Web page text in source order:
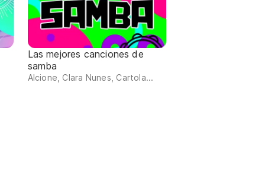
Las mejores canciones de
samba
Alcione, Clara Nunes, Cartola...